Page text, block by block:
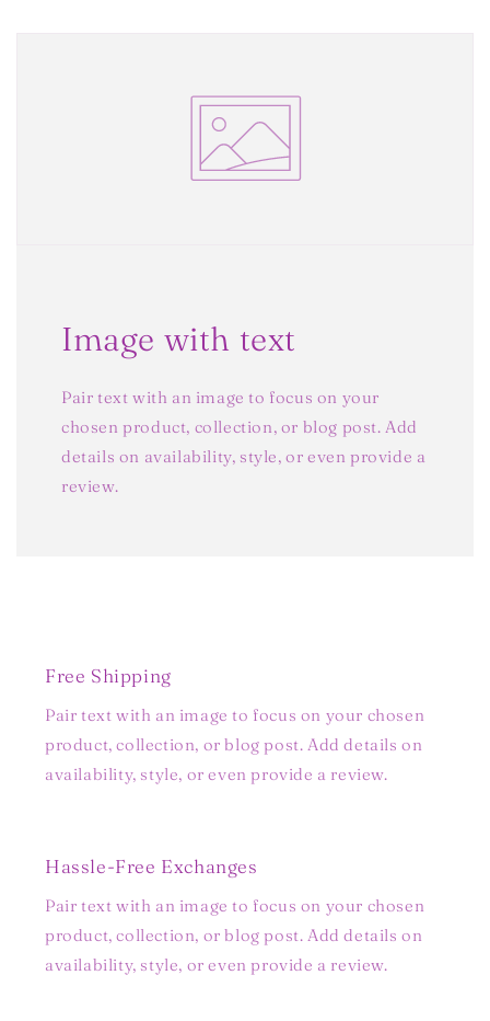
Image with text
Pair text with an image to focus on your
chosen product, collection, or blog post. Add
details on availability, style, or even provide a
review.
Free Shipping
Pair text with an image to focus on your chosen
product, collection, or blog post. Add details on
availability, style, or even provide a review.
Hassle-Free Exchanges
Pair text with an image to focus on your chosen
product, collection, or blog post. Add details on
availability, style, or even provide a review.